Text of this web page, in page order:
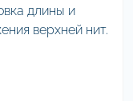
длины и
верхней нит.